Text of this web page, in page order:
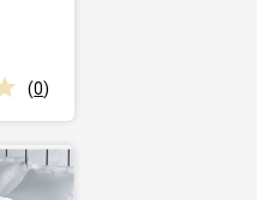
(0)